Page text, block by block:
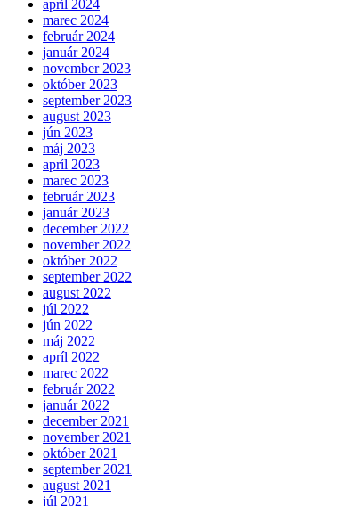
apríl 2024
marec 2024
február 2024
január 2024
november 2023
október 2023
september 2023
august 2023
jún 2023
máj 2023
apríl 2023
marec 2023
február 2023
január 2023
december 2022
november 2022
október 2022
september 2022
august 2022
júl 2022
jún 2022
máj 2022
apríl 2022
marec 2022
február 2022
január 2022
december 2021
november 2021
október 2021
september 2021
august 2021
júl 2021